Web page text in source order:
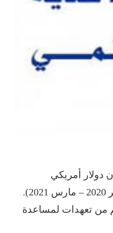
العالمي التابع للأمم المتحدة عن حاجته إلى 427 مليون دولار أمريكي
من تعهدات لمساعدة